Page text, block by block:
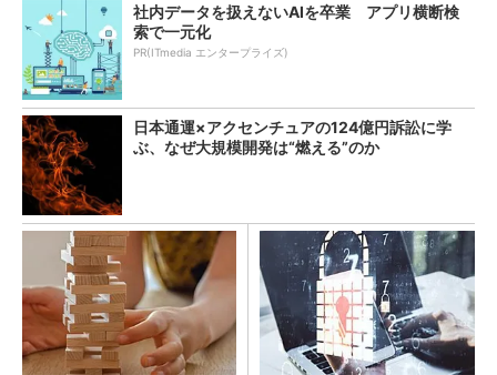
社内データを扱えないAIを卒業 アプリ横断検
索で一元化
PR(ITmedia エンタープライズ)
日本通運×アクセンチュアの124億円訴訟に学
ぶ、なぜ大規模開発は“燃える”のか